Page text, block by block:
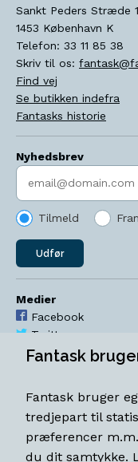
Sankt Peders Stræde
1453 København K
Telefon: 33 11 85 38
Skriv til os:
Find vej
Se butikken indefra
Fantasks historie
Nyhedsbrev
Indtast søgeord
Tilmeld
Udfør
Medier
Facebook
Twitter
YouTube
Åbningstider
Mandag-torsdag 11-18
Fredag 11-18.30
Fantask
Fantask bruger
tredjepart til
præferencer m.m.
du dit samtykke.